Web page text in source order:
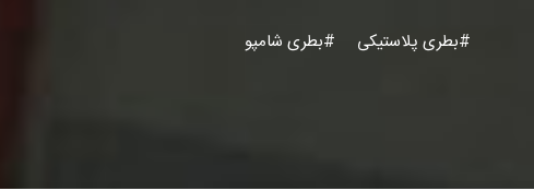
#بطری پلاستیکی #بطری شامپو